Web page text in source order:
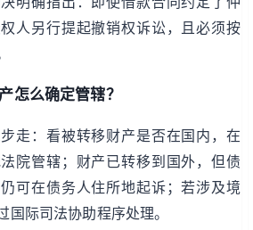
人另行提起撤销权诉讼，且必须按
怎么确定管辖？
走：看被转移财产是否在国内，在
院管辖；财产已转移到国外，但债
可在债务人住所地起诉；若涉及境
际司法协助程序处理。